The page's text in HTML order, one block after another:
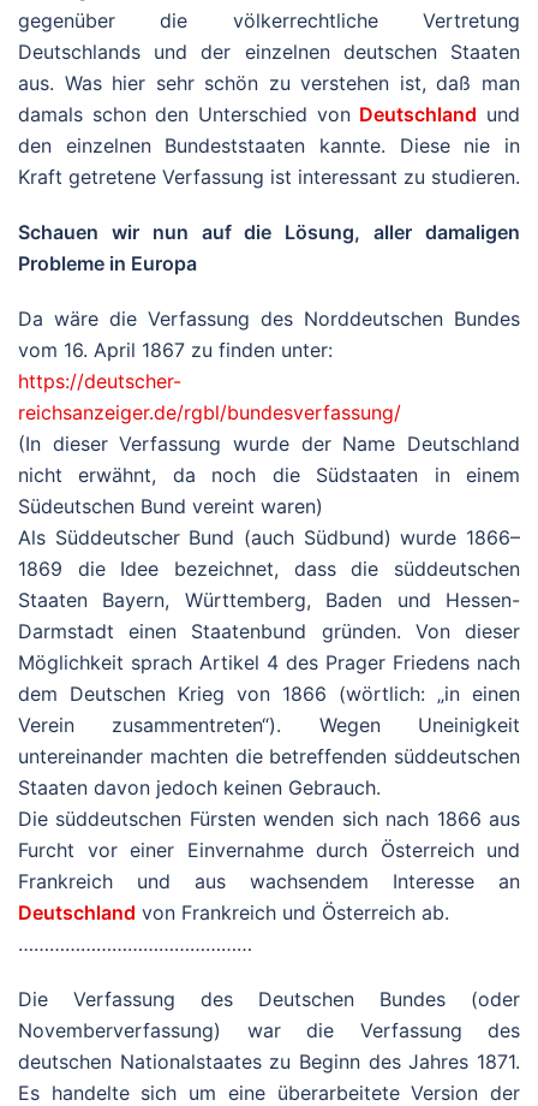
gegenüber die völkerrechtliche Vertretung
Deutschlands und der einzelnen deutschen Staaten
aus. Was hier sehr schön zu verstehen ist, daß man
damals schon den Unterschied von Deutschland und
den einzelnen Bundeststaaten kannte. Diese nie in
Kraft getretene Verfassung ist interessant zu studieren.
Schauen wir nun auf die Lösung, aller damaligen
Probleme in Europa
Da wäre die Verfassung des Norddeutschen Bundes
vom 16. April 1867 zu finden unter:
https://deutscher-
reichsanzeiger.de/rgbl/bundesverfassung/
(In dieser Verfassung wurde der Name Deutschland
nicht erwähnt, da noch die Südstaaten in einem
Südeutschen Bund vereint waren)
Als Süddeutscher Bund (auch Südbund) wurde 1866–
1869 die Idee bezeichnet, dass die süddeutschen
Staaten Bayern, Württemberg, Baden und Hessen-
Darmstadt einen Staatenbund gründen. Von dieser
Möglichkeit sprach Artikel 4 des Prager Friedens nach
dem Deutschen Krieg von 1866 (wörtlich: „in einen
Verein zusammentreten“). Wegen Uneinigkeit
untereinander machten die betreffenden süddeutschen
Staaten davon jedoch keinen Gebrauch.
Die süddeutschen Fürsten wenden sich nach 1866 aus
Furcht vor einer Einvernahme durch Österreich und
Frankreich und aus wachsendem Interesse an
Deutschland von Frankreich und Österreich ab.
………………………………………
Die Verfassung des Deutschen Bundes (oder
Novemberverfassung) war die Verfassung des
deutschen Nationalstaates zu Beginn des Jahres 1871.
Es handelte sich um eine überarbeitete Version der